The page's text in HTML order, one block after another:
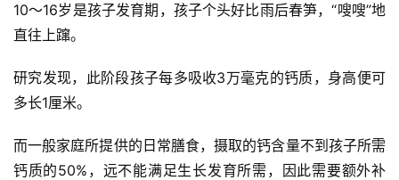
10～16岁是孩子发育期，孩子个头好比雨后春笋，“嗖嗖”地
直往上蹿。
研究发现，此阶段孩子每多吸收3万毫克的钙质，身高便可
多长1厘米。
而一般家庭所提供的日常膳食，摄取的钙含量不到孩子所需
钙质的50%，远不能满足生长发育所需，因此需要额外补